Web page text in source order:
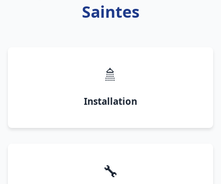
Saintes
🚿
Installation
🔧